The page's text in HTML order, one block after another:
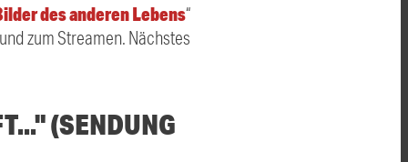
des anderen Lebens“
zum Streamen. Nächstes
(SENDUNG